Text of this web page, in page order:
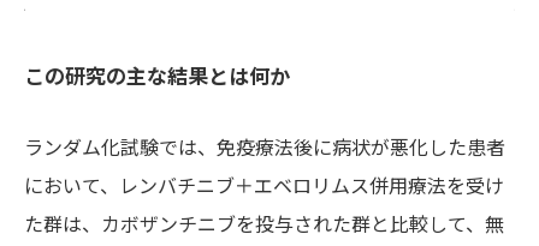
この研究の主な結果とは何か
ランダム化試験では、免疫療法後に病状が悪化した患者
において、レンバチニブ＋エベロリムス併用療法を受け
た群は、カボザンチニブを投与された群と比較して、無